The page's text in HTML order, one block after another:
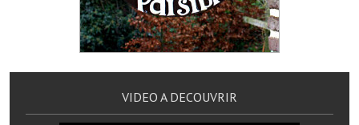
Exploitants agricoles
Réserver une salle
VIDEO A DECOUVRIR